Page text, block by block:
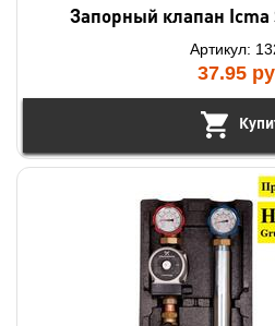
Запорный клапан Icma
Артикул:
37.95